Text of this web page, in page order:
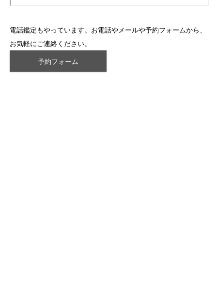
電話鑑定もやっています。お電話やメールや予約フォームから、
お気軽にご連絡ください。
予約フォーム